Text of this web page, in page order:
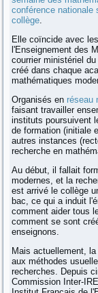
conférence nationale
collège
Elle coïncide avec
l'Enseignement des
courrier ministériel
créé dans chaque
mathématiques
Organisés en réseau
faisant travailler
instituts poursuivent
de formation (initiale
autres instances
recherche en
Au début, il fallait
modernes, et la
est arrivé le collège
bac, ce qui a induit
comment aider tous
comment se sont
enseignons.
Mais actuellement,
aux méthodes
recherches. Depuis
Commission Inter-